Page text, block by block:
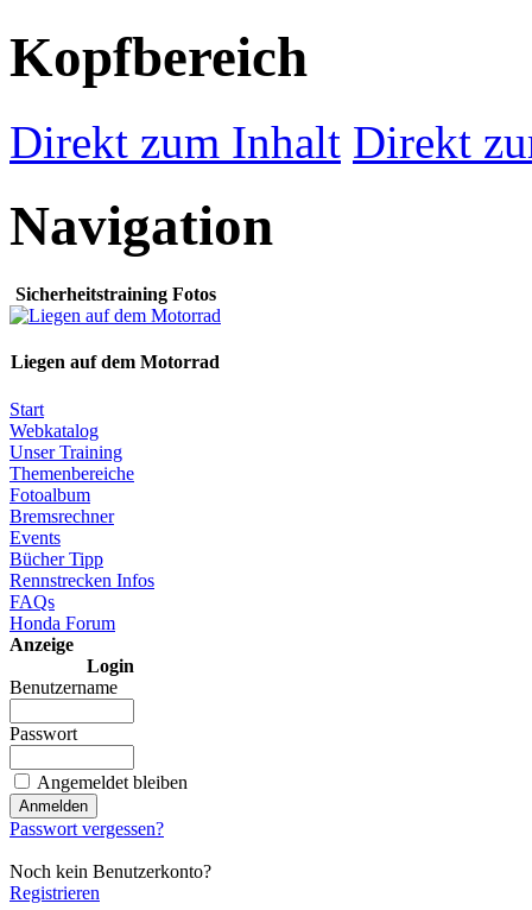
Kopfbereich
Direkt zum Inhalt Direkt
Navigation
Sicherheitstraining Fotos
Liegen auf dem Motorrad
Start
Webkatalog
Unser Training
Themenbereiche
Fotoalbum
Bremsrechner
Events
Bücher Tipp
Rennstrecken Infos
FAQs
Honda Forum
Anzeige
Login
Benutzername
Passwort
Angemeldet bleiben
Passwort vergessen?
Noch kein Benutzerkonto?
Registrieren